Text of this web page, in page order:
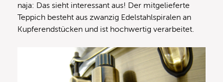
naja: Das sieht interessant aus! Der mitgelieferte
Teppich besteht aus zwanzig Edelstahlspiralen an
Kupferendstücken und ist hochwertig verarbeitet.